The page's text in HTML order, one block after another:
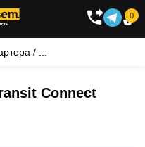

0
/
Connect